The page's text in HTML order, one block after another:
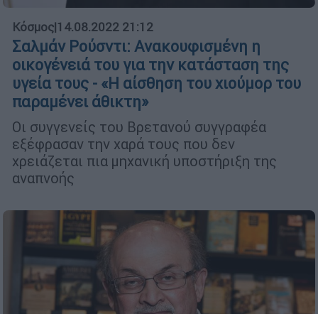
Κόσμος|14.08.2022 21:12
Σαλμάν Ρούσντι: Ανακουφισμένη η
οικογένειά του για την κατάσταση της
υγεία τους - «Η αίσθηση του χιούμορ του
παραμένει άθικτη»
Οι συγγενείς του Βρετανού συγγραφέα
εξέφρασαν την χαρά τους που δεν
χρειάζεται πια μηχανική υποστήριξη της
αναπνοής